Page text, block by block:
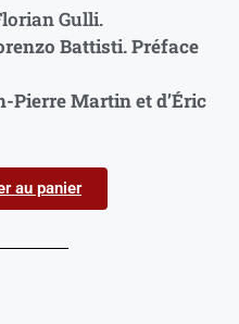
Gulli.
Battisti. Préface
Pierre Martin et d’Éric
au panier